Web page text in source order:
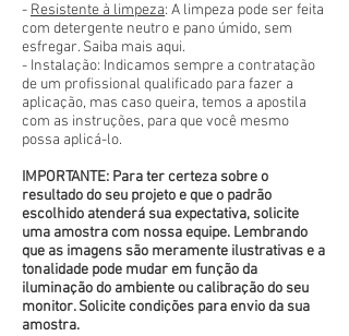
- Resistente à limpeza: A limpeza pode ser feita
com detergente neutro e pano úmido, sem
esfregar. Saiba mais aqui.
- Instalação: Indicamos sempre a contratação
de um profissional qualificado para fazer a
aplicação, mas caso queira, temos a apostila
com as instruções, para que você mesmo
possa aplicá-lo.
IMPORTANTE: Para ter certeza sobre o
resultado do seu projeto e que o padrão
escolhido atenderá sua expectativa, solicite
uma amostra com nossa equipe. Lembrando
que as imagens são meramente ilustrativas e a
tonalidade pode mudar em função da
iluminação do ambiente ou calibração do seu
monitor. Solicite condições para envio da sua
amostra.